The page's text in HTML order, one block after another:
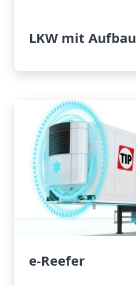
LKW mit Aufbau
e-Reefer